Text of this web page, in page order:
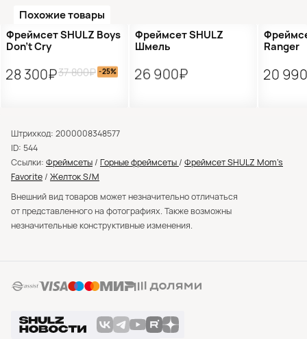
Похожие товары
Распродажа
Фреймсет SHULZ Boys
Don’t Cry
28 300₽37 800₽ -25%
Новинка
Фреймсет SHULZ
Шмель
26 900₽
Ranger
20
Штрихкод: 2000008348577
ID: 544
Ссылки: Фреймсеты / Горные фреймсеты / Фреймсет SHULZ Mom’s
Favorite / Желток S/M
Внешний вид товаров может незначительно отличаться
от представленного на фотографиях. Также возможны
незначительные конструктивные изменения.